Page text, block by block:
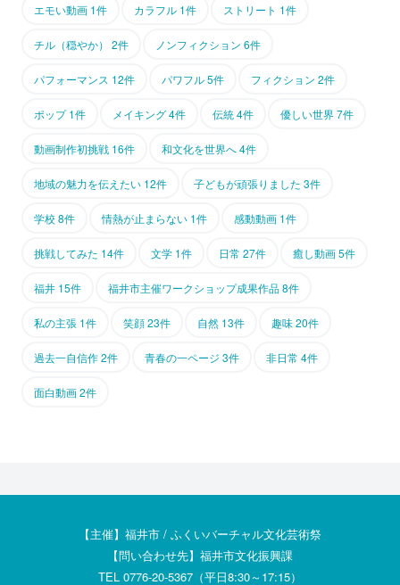
エモい動画 1件 カラフル 1件 ストリート 1件
チル（穏やか） 2件 ノンフィクション 6件
パフォーマンス 12件 パワフル 5件 フィクション 2件
ポップ 1件 メイキング 4件 伝統 4件 優しい世界 7件
動画制作初挑戦 16件 和文化を世界へ 4件
地域の魅力を伝えたい 12件 子どもが頑張りました 3件
学校 8件 情熱が止まらない 1件 感動動画 1件
挑戦してみた 14件 文学 1件 日常 27件 癒し動画 5件
福井 15件 福井市主催ワークショップ成果作品 8件
私の主張 1件 笑顔 23件 自然 13件 趣味 20件
過去一自信作 2件 青春の一ページ 3件 非日常 4件
面白動画 2件
【主催】福井市 / ふくいバーチャル文化芸術祭
【問い合わせ先】福井市文化振興課
TEL 0776-20-5367（平日8:30～17:15）